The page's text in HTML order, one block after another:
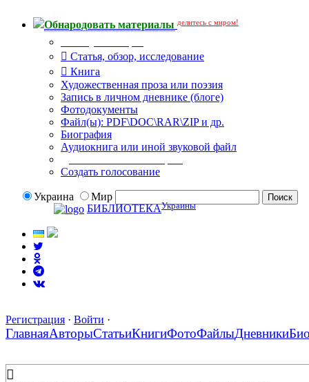
Обнародовать материалы делитесь с миром!
Статья, обзор, исследование
Книга
Художественная проза или поэзия
Запись в личном дневнике (блоге)
Фотодокументы
Файл(ы): PDF\DOC\RAR\ZIP и др.
Биография
Аудиокнига или иной звуковой файл
Создать голосование
Украина
Мир
БИБЛИОТЕКАУкраины
Регистрация · Войти ·
ГлавнаяАвторыСтатьиКнигиФотоФайлыДневники